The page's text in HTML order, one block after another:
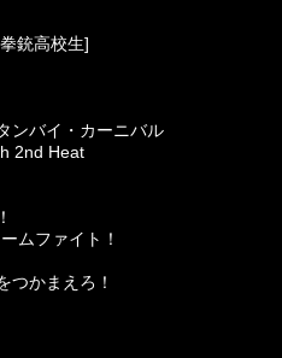
銃高校生]
ンバイ・カーニバル
2nd Heat
ムファイト！
つかまえろ！